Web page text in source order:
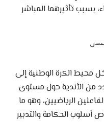
تأثيرهما المباشر
الكرة الوطنية إلى
الأندية حول مستوى
الرياضيين، وهو ما
الحكامة والتدبير